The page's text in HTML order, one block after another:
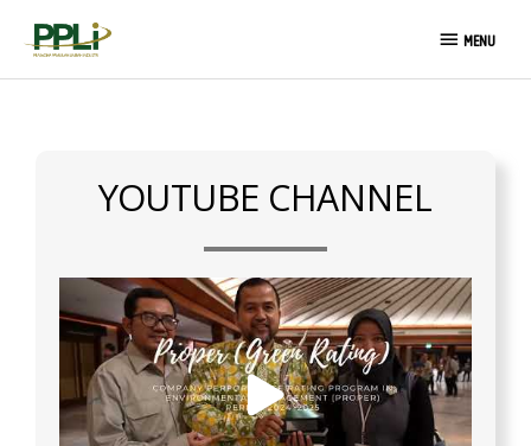
MENU
MENU
YOUTUBE CHANNEL